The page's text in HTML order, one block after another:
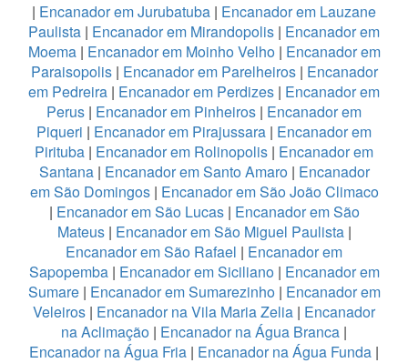
| Encanador em Jurubatuba | Encanador em Lauzane
Paulista | Encanador em Mirandopolis | Encanador em
Moema| Encanador em Moinho Velho | Encanador em
Paraisopolis| Encanador em Parelheiros| Encanador
em Pedreira | Encanador em Perdizes | Encanador em
Perus | Encanador em Pinheiros | Encanador em
Piqueri | Encanador em Pirajussara | Encanador em
Pirituba | Encanador em Rolinopolis | Encanador em
Santana| Encanador em Santo Amaro| Encanador
em São Domingos| Encanador em São João Climaco
| Encanador em São Lucas| Encanador em São
Mateus | Encanador em São Miguel Paulista|
Encanador em São Rafael | Encanador em
Sapopemba | Encanador em Siciliano| Encanador em
Sumare| Encanador em Sumarezinho| Encanador em
Veleiros | Encanador na Vila Maria Zelia | Encanador
na Aclimação | Encanador na Água Branca |
Encanador na Água Fria | Encanador na Água Funda |